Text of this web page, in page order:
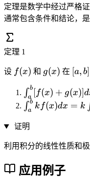
定理是数学中经过严格
通常包含条件和结论，
定理 1
设 f
x
)
f(x) 和 g
x
)
g(x) 在 [
,
b
[a, b]
\i
n
t
_
^
[f
∫a
b [f(x) + g(x)]d
\i
n
t
a
b
∫a
b
k f(x)dx = k
证明
利用积分的线性性质和
应用例子